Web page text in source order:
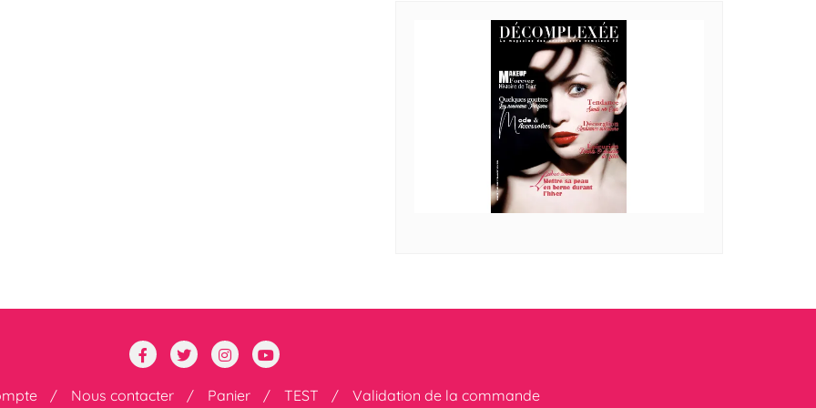
Nous contacter Panier TEST Validation de la commande